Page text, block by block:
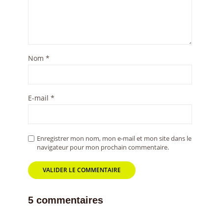
Nom *
E-mail *
Enregistrer mon nom, mon e-mail et mon site dans le
navigateur pour mon prochain commentaire.
5 commentaires